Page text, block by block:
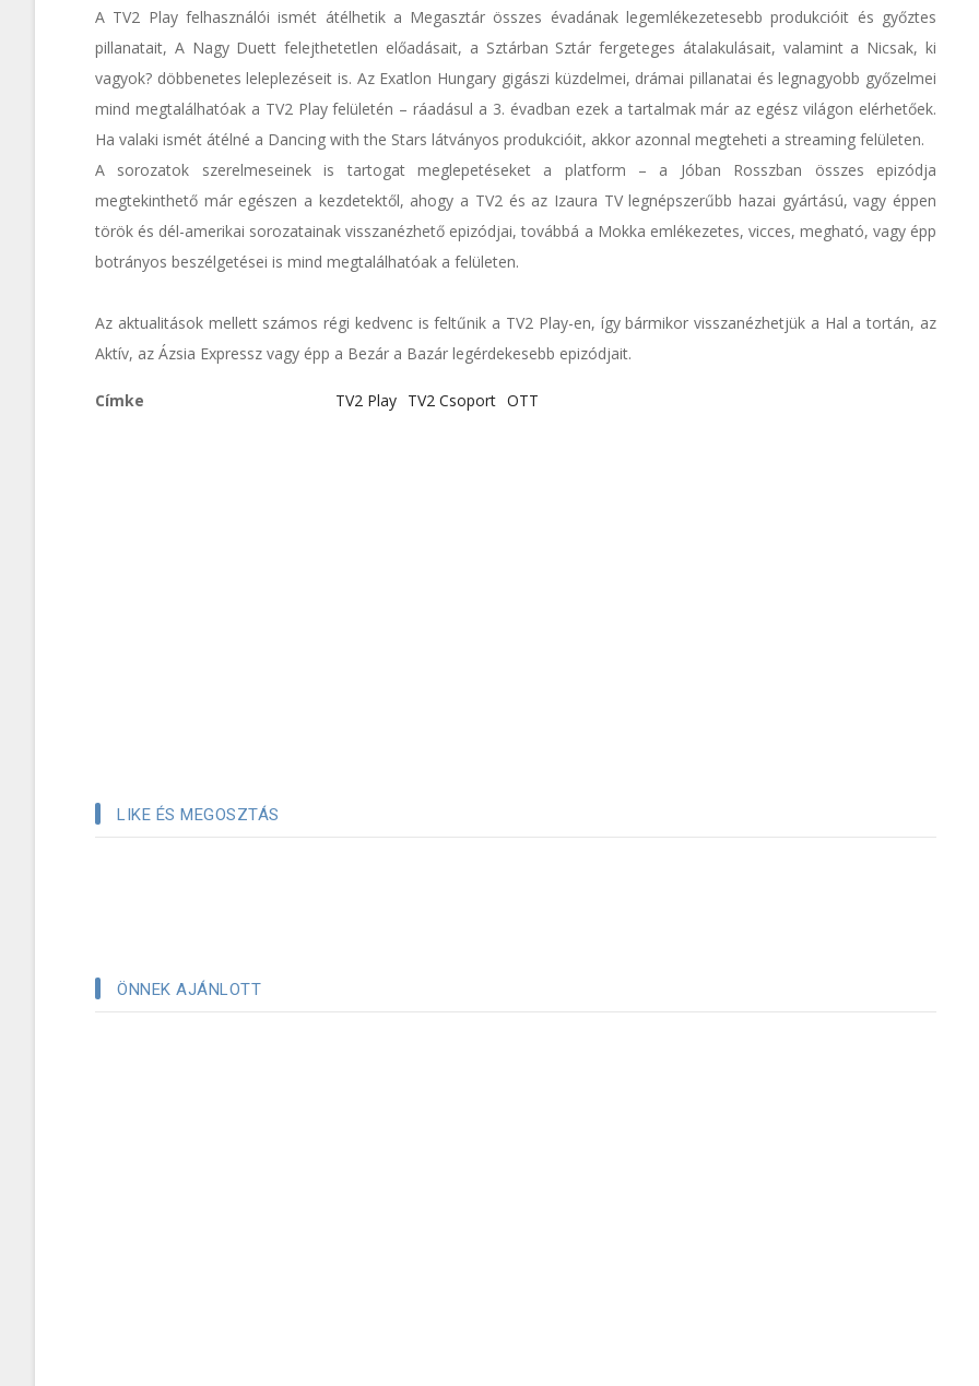
A TV2 Play felhasználói ismét átélhetik a Megasztár összes évadának legemlékezetesebb produkcióit és győztes
pillanatait, A Nagy Duett felejthetetlen előadásait, a Sztárban Sztár fergeteges átalakulásait, valamint a Nicsak, ki
vagyok? döbbenetes leleplezéseit is. Az Exatlon Hungary gigászi küzdelmei, drámai pillanatai és legnagyobb győzelmei
mind megtalálhatóak a TV2 Play felületén – ráadásul a 3. évadban ezek a tartalmak már az egész világon elérhetőek.
Ha valaki ismét átélné a Dancing with the Stars látványos produkcióit, akkor azonnal megteheti a streaming felületen.
A sorozatok szerelmeseinek is tartogat meglepetéseket a platform – a Jóban Rosszban összes epizódja
megtekinthető már egészen a kezdetektől, ahogy a TV2 és az Izaura TV legnépszerűbb hazai gyártású, vagy éppen
török és dél-amerikai sorozatainak visszanézhető epizódjai, továbbá a Mokka emlékezetes, vicces, megható, vagy épp
botrányos beszélgetései is mind megtalálhatóak a felületen.
Az aktualitások mellett számos régi kedvenc is feltűnik a TV2 Play-en, így bármikor visszanézhetjük a Hal a tortán, az
Aktív, az Ázsia Expressz vagy épp a Bezár a Bazár legérdekesebb epizódjait.
Címke TV2 Play TV2 Csoport OTT
LIKE ÉS MEGOSZTÁS
ÖNNEK AJÁNLOTT